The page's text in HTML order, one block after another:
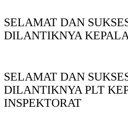
SELAMAT DAN
DILANTIKNYA
SELAMAT DAN
DILANTIKNYA PLT
INSPEKTORAT